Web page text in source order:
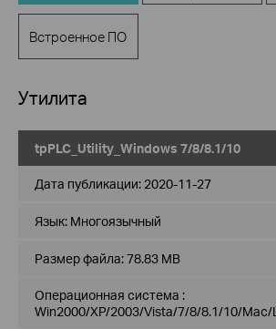
Встроенное ПО
Утилита
tpPLC_Utility_Windows 7/8/8.1/10
Дата публикации: 2020-11-27
Язык: Многоязычный
Размер файла:78.83 MB
Операционная система :
Win2000/XP/2003/Vista/7/8/8.1/10/Mac/